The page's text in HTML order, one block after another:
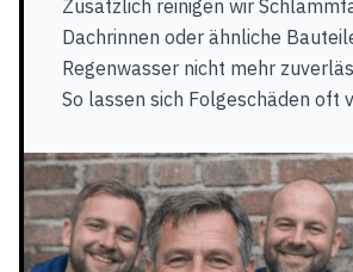
Zusätzlich reinigen wir
Dachrinnen oder ähnliche
Regenwasser nicht mehr
So lassen sich Folgeschäden oft